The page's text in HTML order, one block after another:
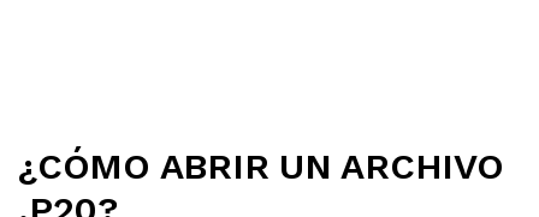
¿CÓMO ABRIR UN ARCHIVO